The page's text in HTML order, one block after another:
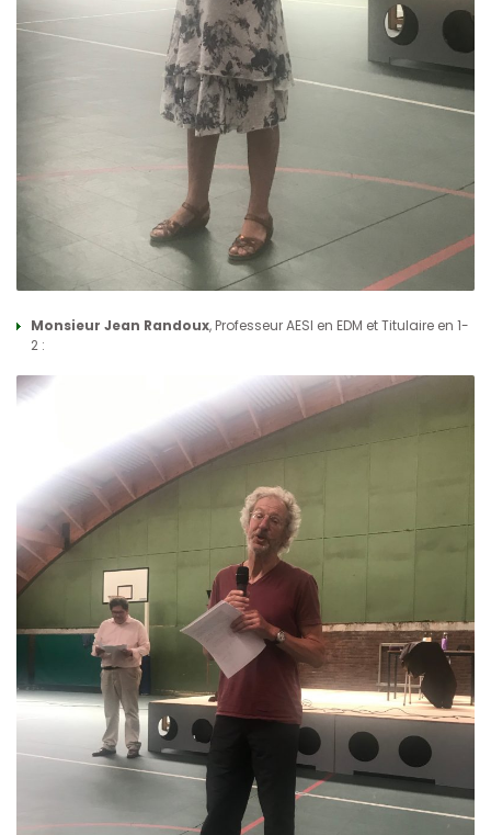
Monsieur Jean Randoux, Professeur AESI en EDM et Titulaire en 1-
2 :